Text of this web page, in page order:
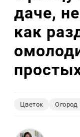
даче,
как
Цветок Огород